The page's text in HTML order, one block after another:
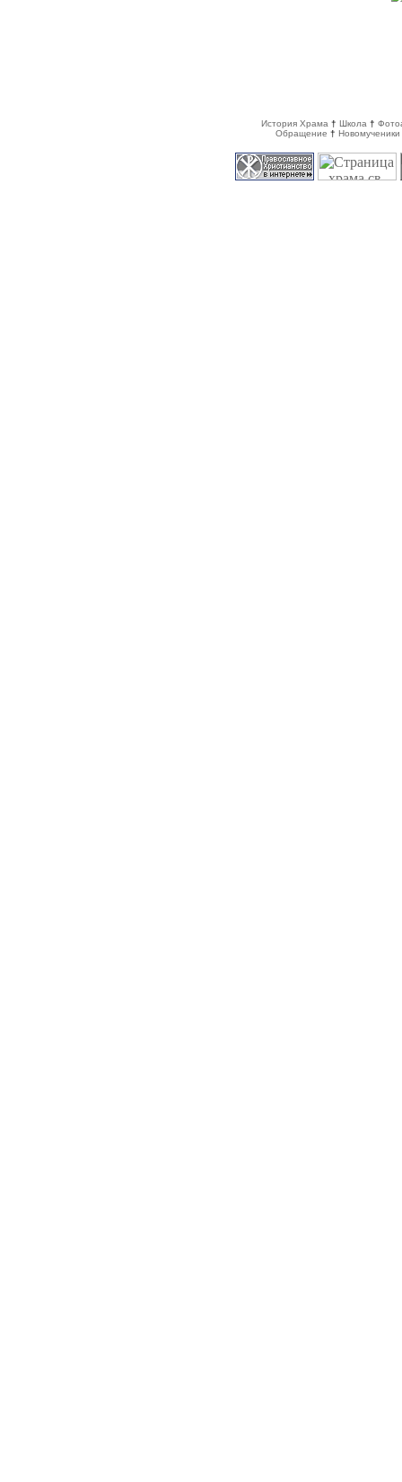
История Храма † Школа †
Обращение † Новомученики